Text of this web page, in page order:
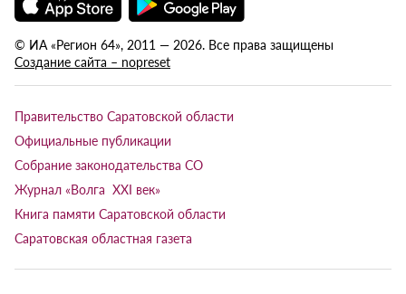
© ИА «Регион 64», 2011 — 2026. Все права защищены
Создание сайта – nopreset
Правительство Саратовской области
Официальные публикации
Собрание законодательства СО
Журнал «Волга XXI век»
Книга памяти Саратовской области
Саратовская областная газета